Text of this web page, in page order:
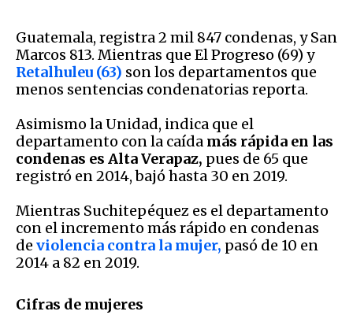
Guatemala, registra 2 mil 847 condenas, y San
Marcos 813. Mientras que El Progreso (69) y
Retalhuleu (63) son los departamentos que
menos sentencias condenatorias reporta.
Asimismo la Unidad, indica que el
departamento con la caída más rápida en las
condenas es Alta Verapaz, pues de 65 que
registró en 2014, bajó hasta 30 en 2019.
Mientras Suchitepéquez es el departamento
con el incremento más rápido en condenas
de violencia contra la mujer, pasó de 10 en
2014 a 82 en 2019.
Cifras de mujeres